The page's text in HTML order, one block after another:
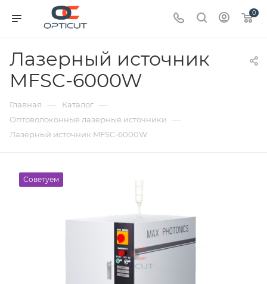
0
Лазерный источник
MFSC-6000W
Главная — Каталог —
Оптоволоконные лазерные источники —
Лазерный источник MFSC-6000W
Советуем